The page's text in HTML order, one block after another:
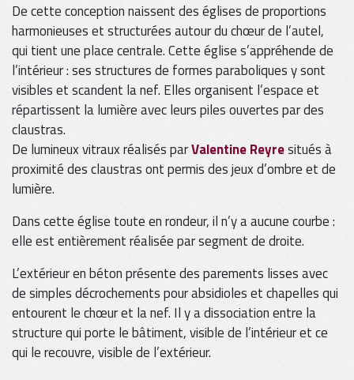
De cette conception naissent des églises de proportions
harmonieuses et structurées autour du chœur de l’autel,
qui tient une place centrale. Cette église s’appréhende de
l’intérieur : ses structures de formes paraboliques y sont
visibles et scandent la nef. Elles organisent l’espace et
répartissent la lumière avec leurs piles ouvertes par des
claustras.
De lumineux vitraux réalisés parValentine Reyresitués à
proximité des claustras ont permis des jeux d’ombre et de
lumière.
Dans cette église toute en rondeur, il n’y a aucune courbe :
elle est entièrement réalisée par segment de droite.
L’extérieur en béton présente des parements lisses avec
de simples décrochements pour absidioles et chapelles qui
entourent le chœur et la nef. Il y a dissociation entre la
structure qui porte le bâtiment, visible de l’intérieur et ce
qui le recouvre, visible de l’extérieur.